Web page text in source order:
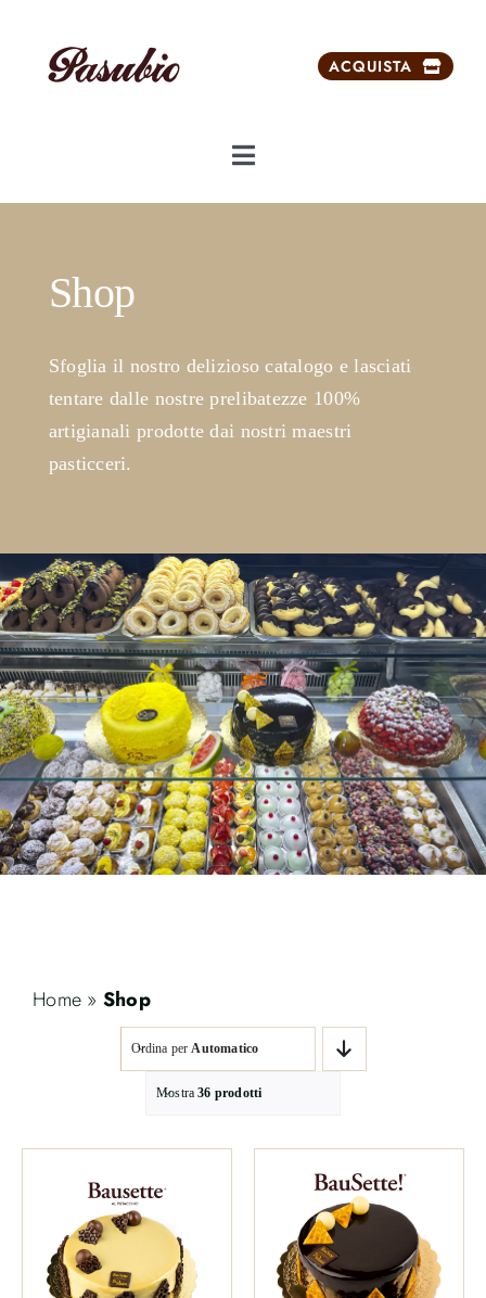
contenuto
ACQUISTA
Toggle
Navigation
Dolci da ricorrenze
Carrello
Cerca
per:
Shop
Sfoglia il nostro delizioso catalogo e lasciati
tentare dalle nostre prelibatezze 100%
artigianali prodotte dai nostri maestri
pasticceri.
Home » Shop
Ordina perAutomatico
Mostra36 prodotti